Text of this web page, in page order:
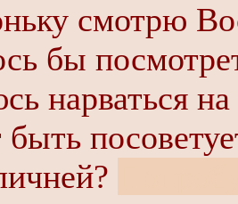
смотрю
бы
нарваться